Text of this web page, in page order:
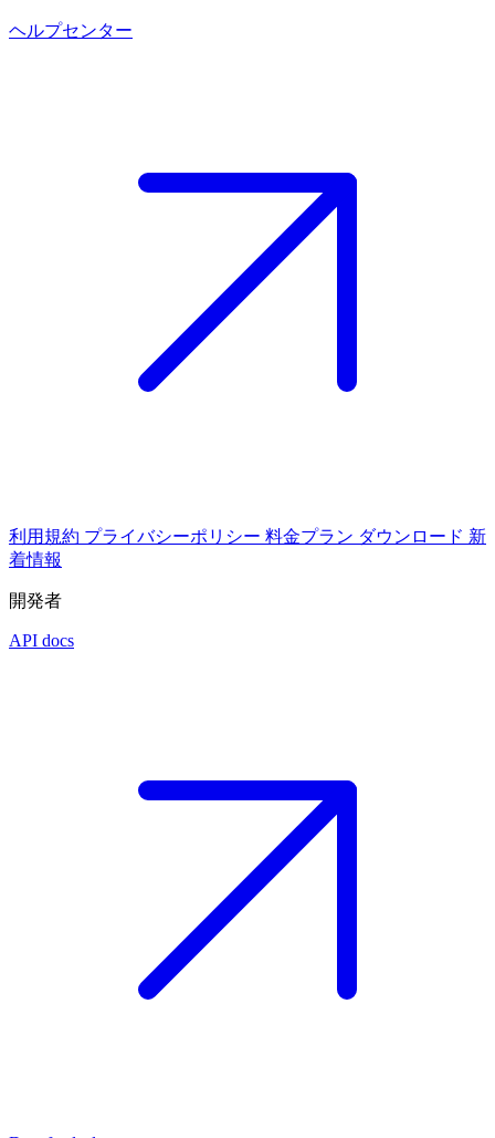
ヘルプセンター
利用規約 プライバシーポリシー 料金プラン ダウンロード 新
着情報
開発者
API docs